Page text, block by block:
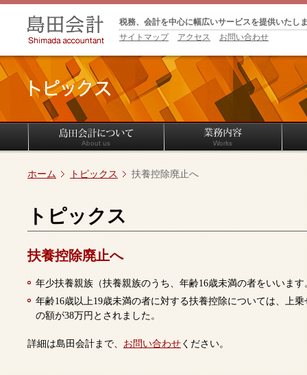
税務、会計を中心に幅広いサービスを提供いたし
サイトマップ
アクセス お問い合わせ
ホーム トピックス 扶養控除廃止へ
トピックス
扶養控除廃止へ
年少扶養親族（扶養親族のうち、年齢16歳未満の者をいいま
年齢16歳以上19歳未満の者に対する扶養控除については、上
の額が38万円とされました。
詳細は島田会計まで、お問い合わせください。